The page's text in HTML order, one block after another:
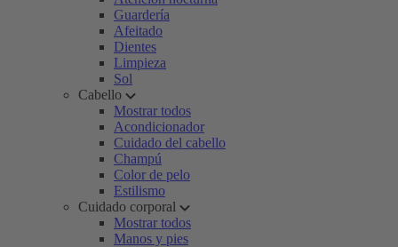
Guardería
Afeitado
Dientes
Limpieza
Sol
Cabello
Mostrar todos
Acondicionador
Cuidado del cabello
Champú
Color de pelo
Estilismo
Cuidado corporal
Mostrar todos
Manos y pies